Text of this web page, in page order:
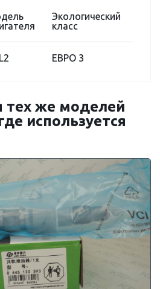
Экологический
класс
ЕВРО 3
тех же моделей
используется